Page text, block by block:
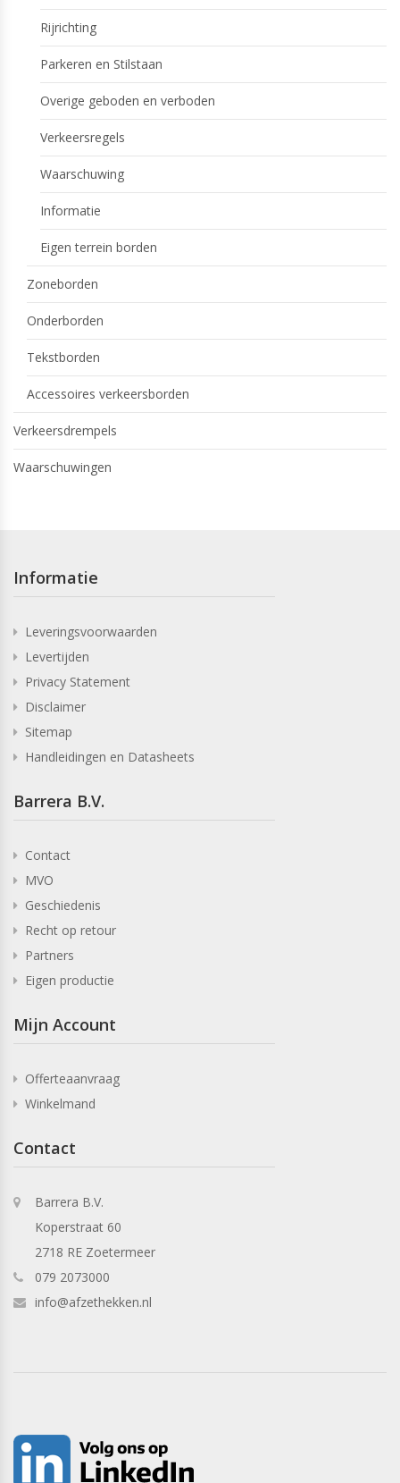
Rijrichting
Parkeren en Stilstaan
Overige geboden en verboden
Verkeersregels
Waarschuwing
Informatie
Eigen terrein borden
Zoneborden
Onderborden
Tekstborden
Accessoires verkeersborden
Verkeersdrempels
Waarschuwingen
Informatie
Leveringsvoorwaarden
Levertijden
Privacy Statement
Disclaimer
Sitemap
Handleidingen en Datasheets
Barrera B.V.
Contact
MVO
Geschiedenis
Recht op retour
Partners
Eigen productie
Mijn Account
Offerteaanvraag
Winkelmand
Contact
Barrera B.V.
Koperstraat 60
2718 RE Zoetermeer
079 2073000
info@afzethekken.nl